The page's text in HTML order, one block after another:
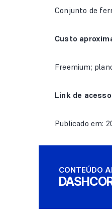
Conjunto de
Custo
Freemium;
Link de
Publicado em:
CONTEÚDO